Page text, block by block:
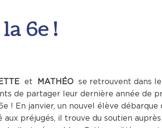
6e !
et MATHÉO se retrouvent dans
de partager leur dernière année de
! En janvier, un nouvel élève débarque
aux préjugés, il trouve du soutien